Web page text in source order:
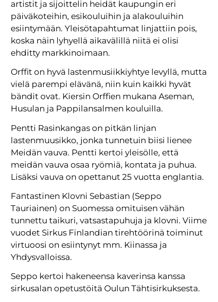
artistit ja sijoittelin heidät kaupungin eri
päiväkoteihin, esikouluihin ja alakouluihin
esiintymään. Yleisötapahtumat linjattiin pois,
koska näin lyhyellä aikavälillä niitä ei olisi
ehditty markkinoimaan.
Orffit on hyvä lastenmusiikkiyhtye levyllä, mutta
vielä parempi elävänä, niin kuin kaikki hyvät
bändit ovat. Kiersin Orffien mukana Aseman,
Husulan ja Pappilansalmen kouluilla.
Pentti Rasinkangas on pitkän linjan
lastenmuusikko, jonka tunnetuin biisi lienee
Meidän vauva. Pentti kertoi yleisölle, että
meidän vauva osaa ryömiä, kontata ja puhua.
Lisäksi vauva on opettanut 25 vuotta englantia.
Fantastinen Klovni Sebastian (Seppo
Tauriainen) on Suomessa omituisen vähän
tunnettu taikuri, vatsastapuhuja ja klovni. Viime
vuodet Sirkus Finlandian tirehtöörinä toiminut
virtuoosi on esiintynyt mm. Kiinassa ja
Yhdysvalloissa.
Seppo kertoi hakeneensa kaverinsa kanssa
sirkusalan opetustöitä Oulun Tähtisirkuksesta.